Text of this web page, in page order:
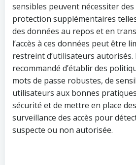
sensibles peuvent nécessiter
protection supplémentaires
des données au repos et en
l’accès à ces données peut être
restreint d’utilisateurs autorisés.
recommandé d’établir des
mots de passe robustes, de
utilisateurs aux bonnes
sécurité et de mettre en place
surveillance des accès pour
suspecte ou non autorisée.